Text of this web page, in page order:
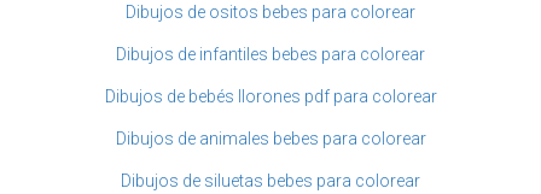
Dibujos de ositos bebes para colorear
Dibujos de infantiles bebes para colorear
Dibujos de bebés llorones pdf para colorear
Dibujos de animales bebes para colorear
Dibujos de siluetas bebes para colorear